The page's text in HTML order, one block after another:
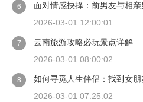
6
面对情感抉择：前男友与相
2026-03-01 12:00:01
7
云南旅游攻略必玩景点详解
2026-03-01 08:00:02
8
如何寻觅人生伴侣：找到女
2026-03-01 07:25:02